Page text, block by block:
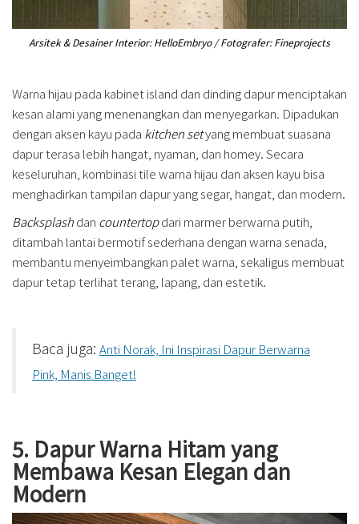
Arsitek & Desainer Interior: HelloEmbryo / Fotografer: Fineprojects
Warna hijau pada kabinet island dan dinding dapur menciptakan
kesan alami yang menenangkan dan menyegarkan. Dipadukan
dengan aksen kayu pada kitchen setyang membuat suasana
dapur terasa lebih hangat, nyaman, dan homey. Secara
keseluruhan, kombinasi tile warna hijau dan aksen kayu bisa
menghadirkan tampilan dapur yang segar, hangat, dan modern.
Backsplashdan countertopdari marmer berwarna putih,
ditambah lantai bermotif sederhana dengan warna senada,
membantu menyeimbangkan palet warna, sekaligus membuat
dapur tetap terlihat terang, lapang, dan estetik.
Baca juga: Anti Norak, Ini Inspirasi Dapur Berwarna
Pink, Manis Banget!
5. Dapur Warna Hitam yang
Membawa Kesan Elegan dan
Modern